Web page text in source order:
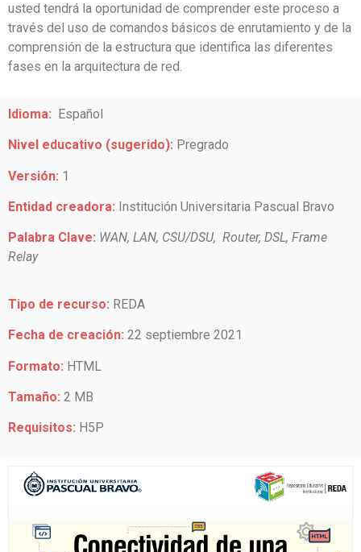
usted tendrá la oportunidad de comprender este proceso a
través del uso de comandos básicos de enrutamiento y de la
comprensión de la estructura que identifica las diferentes
fases en la arquitectura de red.
Idioma: Español
Nivel educativo (sugerido): Pregrado
Versión: 1
Entidad creadora: Institución Universitaria Pascual Bravo
Palabra Clave: WAN, LAN, CSU/DSU, Router, DSL, Frame
Relay
Tipo de recurso: REDA
Fecha de creación: 22 septiembre 2021
Formato: HTML
Tamaño: 2 MB
Requisitos: H5P